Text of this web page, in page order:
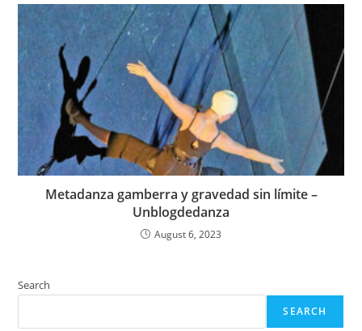
Metadanza gamberra y gravedad sin límite –
Unblogdedanza
August 6, 2023
Search
SEARCH